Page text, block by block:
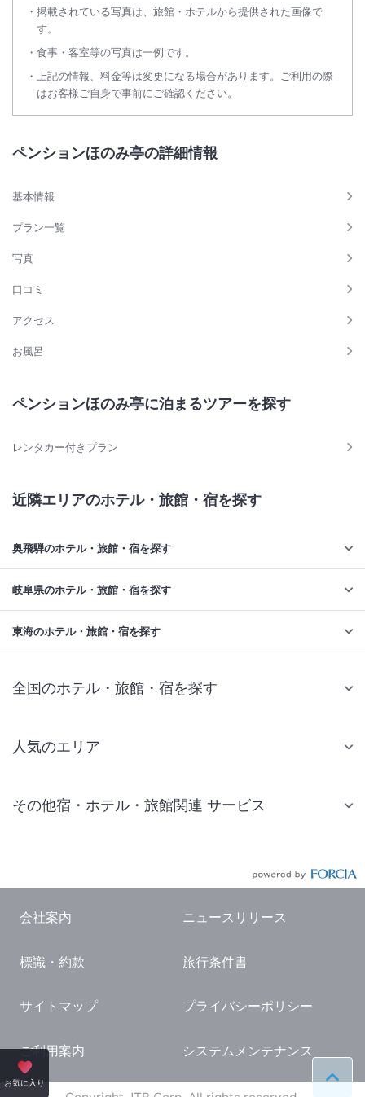
掲載されている写真は、旅館・ホテルから提供された画像で
す。
食事・客室等の写真は一例です。
上記の情報、料金等は変更になる場合があります。ご利用の際
はお客様ご自身で事前にご確認ください。
お気に入り ペー
ペンションほのみ亭の詳細情報
基本情報
プラン一覧
写真
口コミ
アクセス
お風呂
ペンションほのみ亭に泊まるツアーを探す
レンタカー付きプラン
近隣エリアのホテル・旅館・宿を探す
奥飛騨のホテル・旅館・宿を探す
岐阜県のホテル・旅館・宿を探す
東海のホテル・旅館・宿を探す
全国のホテル・旅館・宿を探す
人気のエリア
仙台 ホテル
東京ドーム ホテル
横浜 ホテル
熱海 ホテル
京都 ホテル
その他宿・ホテル・旅館関連 サービス
国内観光ガイド
旅行・観光情報
会社案内 ニュースリリース
標識・約款 旅行条件書
サイトマップ プライバシーポリシー
ご利用案内 システムメンテナンス